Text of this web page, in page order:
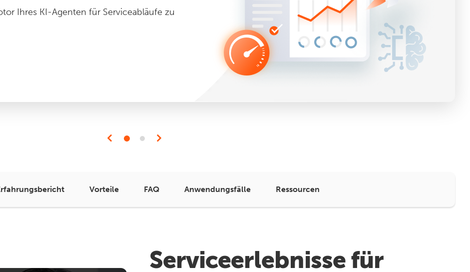
Ihres KI-Agenten für Serviceabläufe zu
Vorteile FAQ Anwendungsfälle Ressourcen
Serviceerlebnisse für